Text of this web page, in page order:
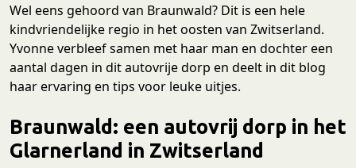
Wel eens gehoord van Braunwald? Dit is een hele
kindvriendelijke regio in het oosten van Zwitserland.
Yvonne verbleef samen met haar man en dochter een
aantal dagen in dit autovrije dorp en deelt in dit blog
haar ervaring en tips voor leuke uitjes.
Braunwald: een autovrij dorp in het
Glarnerland in Zwitserland